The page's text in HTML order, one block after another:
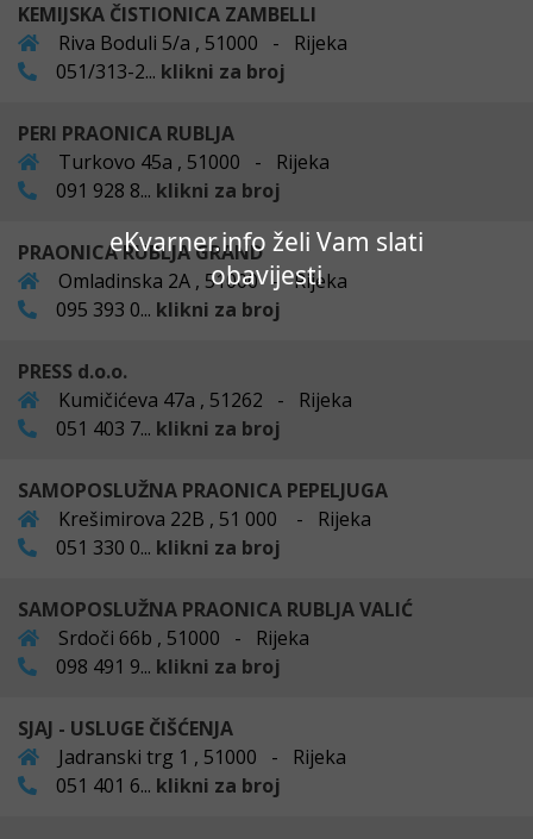
eKvarner.info želi Vam slati
obavijesti
KEMIJSKA ČISTIONICA ZAMBELLI
Riva Boduli 5/a , 51000 - Rijeka
051/313-2... klikni za broj
PERI PRAONICA RUBLJA
Turkovo 45a , 51000 - Rijeka
091 928 8... klikni za broj
PRAONICA RUBLJA GRAND
Omladinska 2A , 51000 - Rijeka
095 393 0... klikni za broj
PRESS d.o.o.
Kumičićeva 47a , 51262 - Rijeka
051 403 7... klikni za broj
SAMOPOSLUŽNA PRAONICA PEPELJUGA
Krešimirova 22B , 51 000 - Rijeka
051 330 0... klikni za broj
SAMOPOSLUŽNA PRAONICA RUBLJA VALIĆ
Srdoči 66b , 51000 - Rijeka
098 491 9... klikni za broj
SJAJ - USLUGE ČIŠĆENJA
Jadranski trg 1 , 51000 - Rijeka
051 401 6... klikni za broj